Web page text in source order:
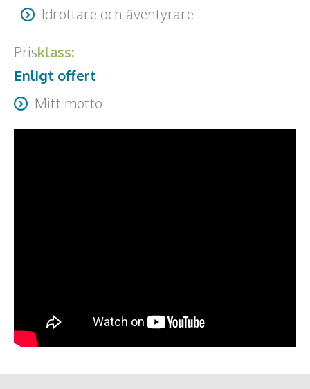
Idrottare och äventyrare
Prisklass:
Enligt offert
Mitt motto
If your life story was a book, is that a book you would